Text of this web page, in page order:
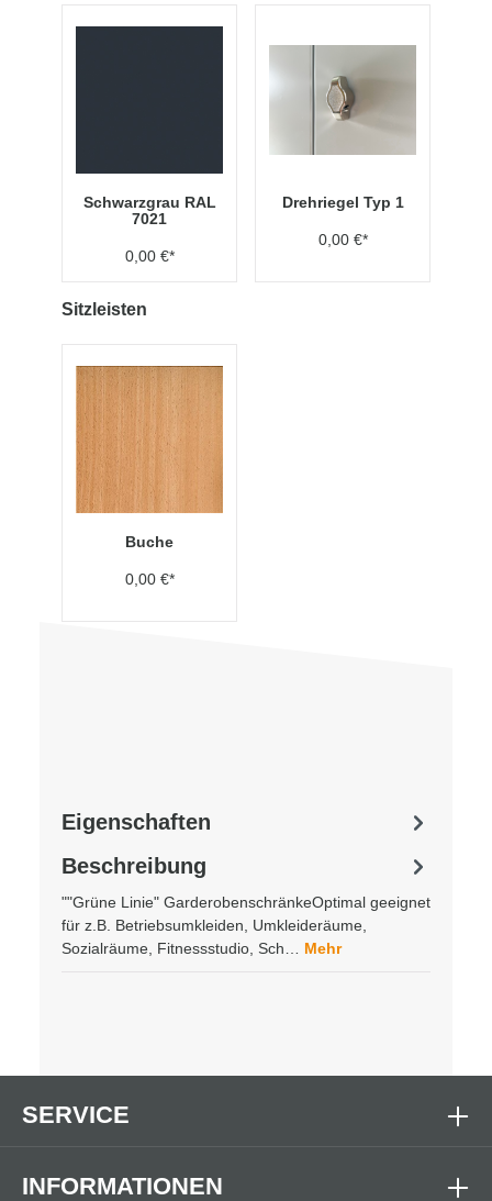
Schwarzgrau RAL
7021
0,00 €*
Drehriegel Typ 1
0,00 €*
Sitzleisten
Buche
0,00 €*
Beschreibung
""Grüne Linie" GarderobenschränkeOptimal geeignet
für z.B. Betriebsumkleiden, Umkleideräume,
Sozialräume, Fitnessstudio, Sch… Mehr
Eigenschaften
SERVICE
INFORMATIONEN